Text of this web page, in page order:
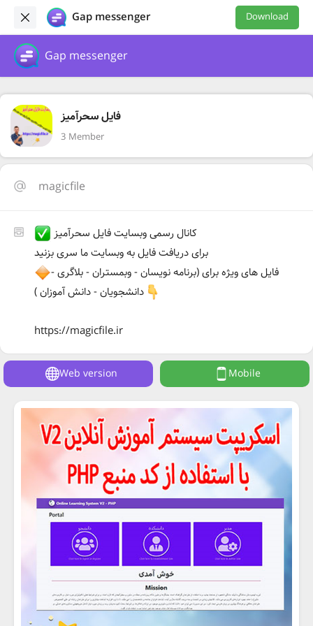
Gap messenger Download
Gap messenger
فایل سحرآمیز
3 Member
magicfile
کانال رسمی وبسایت فایل سحرآمیز
برای دریافت فایل به وبسایت ما سری بزنید
فایل های ویژه برای (برنامه نویسان - وبمستران - بلاگری -
دانشجویان - دانش آموزان )
https://magicfile.ir
Web version Mobile